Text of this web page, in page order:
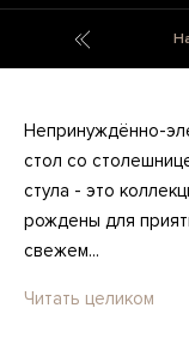
Непринуждённо-
стол со
стула - это
рождены для
свежем...
Читать целиком